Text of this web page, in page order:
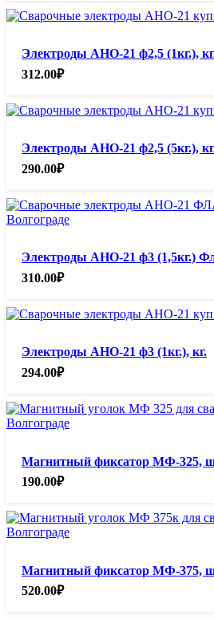
Электроды АНО-21 ф2,5 (1кг.),
312.00₽
Электроды АНО-21 ф2,5 (5кг.),
290.00₽
Электроды АНО-21 ф3 (1,5кг.)
310.00₽
Электроды АНО-21 ф3 (1кг.), кг.
294.00₽
Магнитный фиксатор МФ-325,
190.00₽
Магнитный фиксатор МФ-375,
520.00₽